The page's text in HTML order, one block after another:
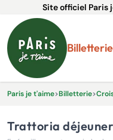
Site officiel Paris
Paris je t'aime>Billetterie>
Trattoria